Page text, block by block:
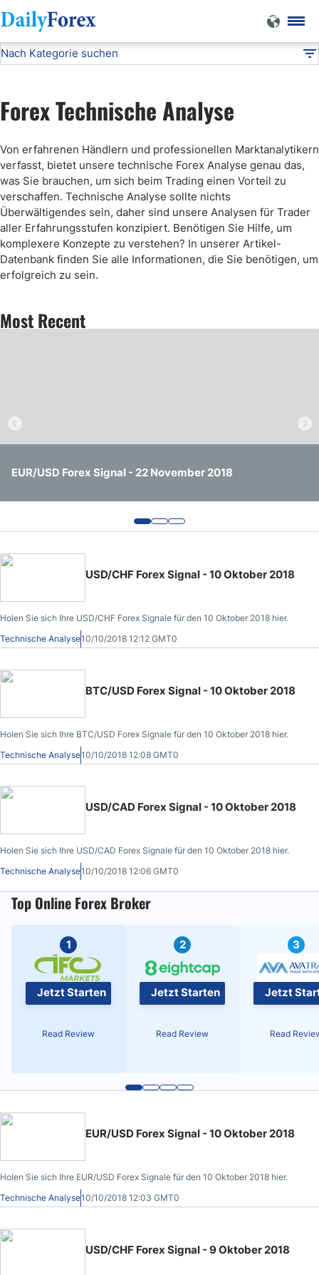
DF Technische Analyse
Nach Kategorie suchen
Forex Technische Analyse
Von erfahrenen Händlern und professionellen Marktanalytikern
verfasst, bietet unsere technische Forex Analyse genau das,
was Sie brauchen, um sich beim Trading einen Vorteil zu
verschaffen. Technische Analyse sollte nichts
Überwältigendes sein, daher sind unsere Analysen für Trader
aller Erfahrungsstufen konzipiert. Benötigen Sie Hilfe, um
komplexere Konzepte zu verstehen? In unserer Artikel-
Datenbank finden Sie alle Informationen, die Sie benötigen, um
erfolgreich zu sein.
Most Recent
EUR/USD Forex Signal - 22 November 2018
BTC/USD Forex Signal - 22 November 2018
USD/CHF Forex Signal - 22 November 2018
USD/CHF Forex Signal - 10 Oktober 2018
Holen Sie sich Ihre USD/CHF Forex Signale für den 10 Oktober 2018 hier.
Technische Analyse10/10/2018 12:12 GMT0
BTC/USD Forex Signal - 10 Oktober 2018
Holen Sie sich Ihre BTC/USD Forex Signale für den 10 Oktober 2018 hier.
Technische Analyse10/10/2018 12:08 GMT0
USD/CAD Forex Signal - 10 Oktober 2018
Holen Sie sich Ihre USD/CAD Forex Signale für den 10 Oktober 2018 hier.
Technische Analyse10/10/2018 12:06 GMT0
Top Online Forex Broker
1
Jetzt Starten
Read Review
2
Jetzt Starten
Read Review
3
Jetzt
Read
EUR/USD Forex Signal - 10 Oktober 2018
Holen Sie sich Ihre EUR/USD Forex Signale für den 10 Oktober 2018 hier.
Technische Analyse10/10/2018 12:03 GMT0
USD/CHF Forex Signal - 9 Oktober 2018